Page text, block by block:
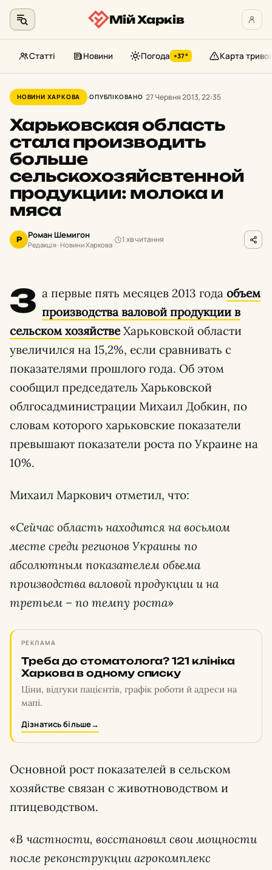
до
контенту
Мій Харків
Статті Новини Погода +37° Карта тривог
НОВИНИ ХАРКОВА ОПУБЛІКОВАНО 27 Червня 2013, 22:35
Харьковская область
стала производить
больше
сельскохозяйсвтенной
продукции: молока и
мяса
Р Роман Шемигон
Редакція · Новини Харкова
1 хв читання
З а первые пять месяцев 2013 годаобъем
производства валовой продукции в
сельском хозяйствеХарьковской области
увеличился на 15,2%, если сравнивать с
показателями прошлого года. Об этом
сообщил председатель Харьковской
облгосадминистрации Михаил Добкин, по
словам которого харьковские показатели
превышают показатели роста по Украине на
10%.
Михаил Маркович отметил, что:
«Сейчас область находится на восьмом
месте среди регионов Украины по
абсолютным показателем объема
производства валовой продукции и на
третьем – по темпу роста»
РЕКЛАМА
Треба до стоматолога? 121 клініка
Харкова в одному списку
Ціни, відгуки пацієнтів, графік роботи й адреси на
мапі.
Дізнатись більше→
Основной рост показателей в сельском
хозяйстве связан с животноводством и
птицеводством.
«В частности, восстановил свои мощности
после реконструкции агрокомплекс